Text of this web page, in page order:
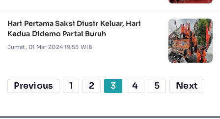
Hari Pertama Saksi Diusir Keluar, Hari
Kedua Didemo Partai Buruh
Jumat, 01 Mar 2024 19:55 WIB
Previous 1 2 3 4 5 Next